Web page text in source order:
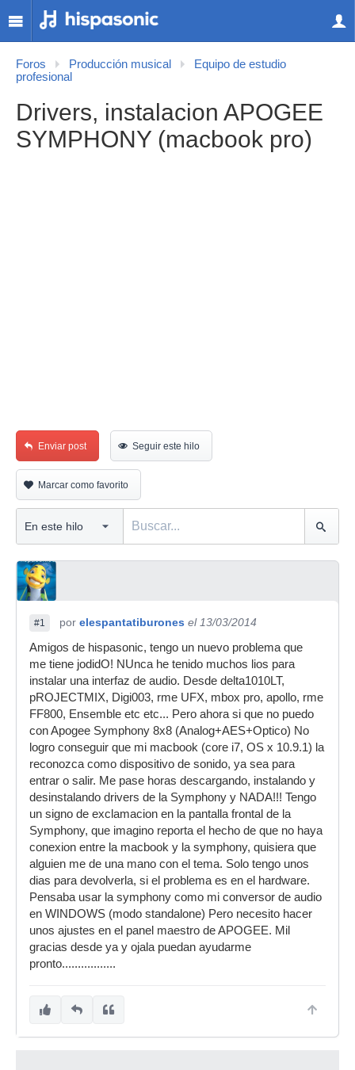
Foros Producción musical
Equipo de estudio
profesional
Drivers, instalacion APOGEE
SYMPHONY (macbook pro)
Enviar post Seguir este hilo
Marcar como favorito
#1 por elespantatiburones el 13/03/2014
Amigos de hispasonic, tengo un nuevo problema que
me tiene jodidO! NUnca he tenido muchos lios para
instalar una interfaz de audio. Desde delta1010LT,
pROJECTMIX, Digi003, rme UFX, mbox pro, apollo, rme
FF800, Ensemble etc etc... Pero ahora si que no puedo
con Apogee Symphony 8x8 (Analog+AES+Optico) No
logro conseguir que mi macbook (core i7, OS x 10.9.1) la
reconozca como dispositivo de sonido, ya sea para
entrar o salir. Me pase horas descargando, instalando y
desinstalando drivers de la Symphony y NADA!!! Tengo
un signo de exclamacion en la pantalla frontal de la
Symphony, que imagino reporta el hecho de que no haya
conexion entre la macbook y la symphony, quisiera que
alguien me de una mano con el tema. Solo tengo unos
dias para devolverla, si el problema es en el hardware.
Pensaba usar la symphony como mi conversor de audio
en WINDOWS (modo standalone) Pero necesito hacer
unos ajustes en el panel maestro de APOGEE. Mil
gracias desde ya y ojala puedan ayudarme
pronto.................